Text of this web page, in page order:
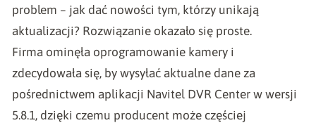
problem – jak dać nowości tym, którzy unikają
aktualizacji? Rozwiązanie okazało się proste.
Firma ominęła oprogramowanie kamery i
zdecydowała się, by wysyłać aktualne dane za
pośrednictwem aplikacji Navitel DVR Center w wersji
5.8.1, dzięki czemu producent może częściej